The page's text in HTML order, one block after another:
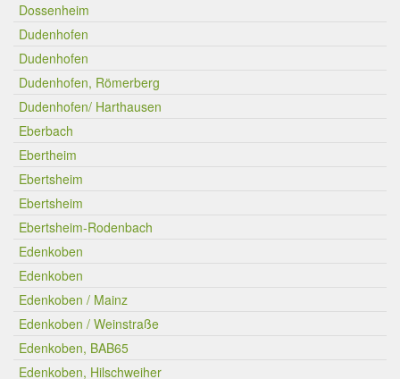
Dossenheim
Dudenhofen
Dudenhofen
Dudenhofen, Römerberg
Dudenhofen/ Harthausen
Eberbach
Ebertheim
Ebertsheim
Ebertsheim
Ebertsheim-Rodenbach
Edenkoben
Edenkoben
Edenkoben / Mainz
Edenkoben / Weinstraße
Edenkoben, BAB65
Edenkoben, Hilschweiher